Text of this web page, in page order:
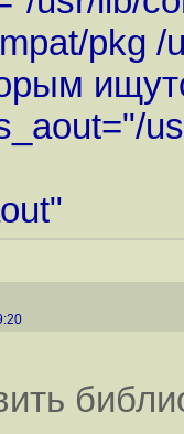
pkg /